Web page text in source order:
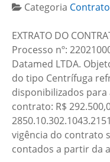
Categoria
EXTRATO DO
Processo nº:
Datamed LTDA.
do tipo Centrífuga
disponibilizados
contrato: R$
vigência do contrato
contados a partir da